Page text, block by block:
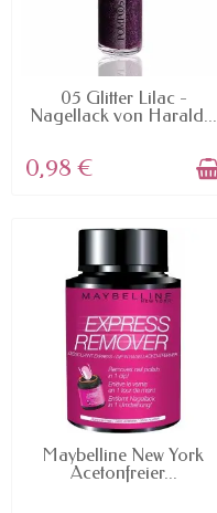
AVAILABLE
05 Glitter Lilac -
Nagellack von Harald...
0,98 €
AVAILABLE
Maybelline New York
Acetonfreier...